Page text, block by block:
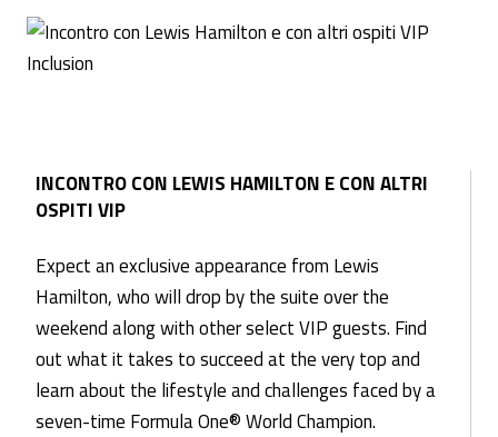
INCONTRO CON LEWIS HAMILTON E CON ALTRI
OSPITI VIP
Expect an exclusive appearance from Lewis
Hamilton, who will drop by the suite over the
weekend along with other select VIP guests. Find
out what it takes to succeed at the very top and
learn about the lifestyle and challenges faced by a
seven-time Formula One® World Champion.